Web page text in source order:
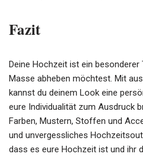
Fazit
Deine Hochzeit ist ein besonderer
Masse abheben möchtest. Mit
kannst du deinem Look eine
eure Individualität zum Ausdruck
Farben, Mustern, Stoffen und
und unvergessliches
dass es eure Hochzeit ist und ihr